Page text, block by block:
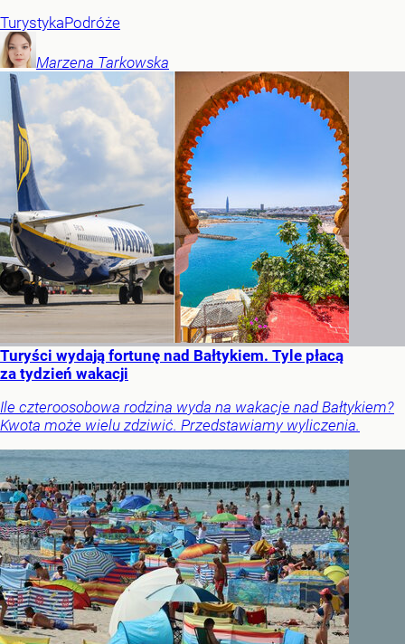
TurystykaPodróże
Marzena Tarkowska
Turyści wydają fortunę nad Bałtykiem. Tyle płacą
za tydzień wakacji
Ile czteroosobowa rodzina wyda na wakacje nad Bałtykiem?
Kwota może wielu zdziwić. Przedstawiamy wyliczenia.